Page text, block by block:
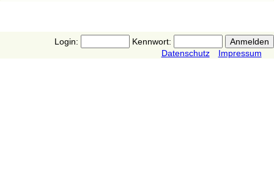
Login:
Kennwort:
Datenschutz
Impressum